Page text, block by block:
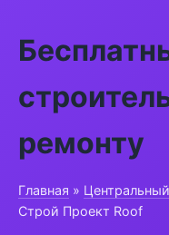
ремонту
Главная »
Строй Проект Roof